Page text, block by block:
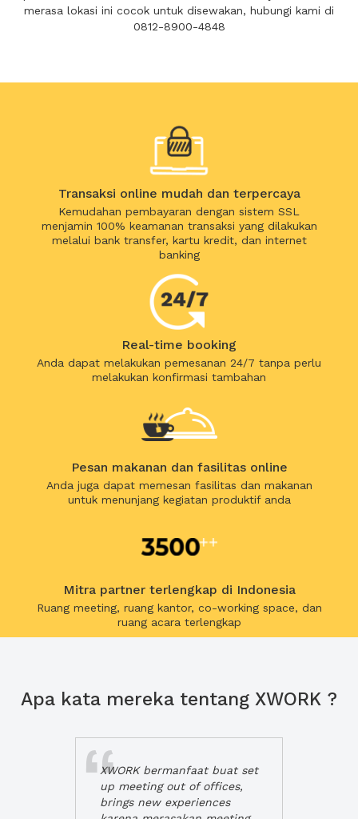
merasa lokasi ini cocok untuk disewakan, hubungi kami di
0812-8900-4848
Transaksi online mudah dan terpercaya
Kemudahan pembayaran dengan sistem SSL
menjamin 100% keamanan transaksi yang dilakukan
melalui bank transfer, kartu kredit, dan internet
banking
Real-time booking
Anda dapat melakukan pemesanan 24/7 tanpa perlu
melakukan konfirmasi tambahan
Pesan makanan dan fasilitas online
Anda juga dapat memesan fasilitas dan makanan
untuk menunjang kegiatan produktif anda
Mitra partner terlengkap di Indonesia
Ruang meeting, ruang kantor, co-working space, dan
ruang acara terlengkap
Apa kata mereka tentang XWORK ?
XWORK bermanfaat buat set
up meeting out of offices,
brings new experiences